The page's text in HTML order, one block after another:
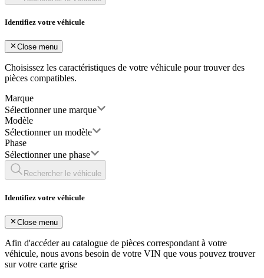
Identifiez votre véhicule
Close menu
Choisissez les caractéristiques de votre véhicule pour trouver des
pièces compatibles.
Marque
Sélectionner une marque
Modèle
Sélectionner un modèle
Phase
Sélectionner une phase
Rechercher le véhicule
Identifiez votre véhicule
Close menu
Afin d'accéder au catalogue de pièces correspondant à votre
véhicule, nous avons besoin de votre VIN que vous pouvez trouver
sur votre carte grise